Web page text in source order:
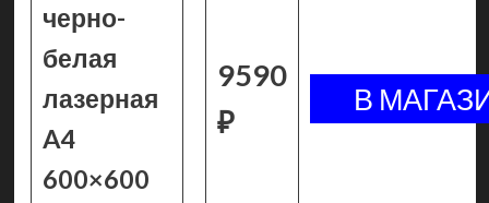
черно-
белая
лазерная
A4
600×600
9590
₽